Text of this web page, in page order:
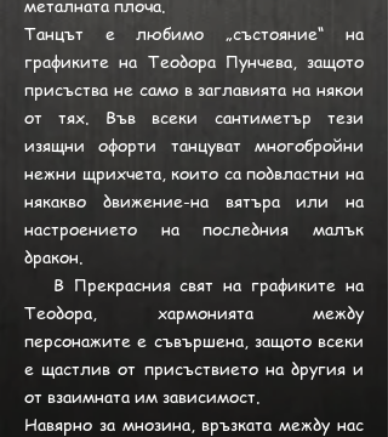
металната плоча.
Танцът е любимо „състояние“ на
графиките на Теодора Пунчева, защото
присъства не само в заглавията на някои
от тях. Във всеки сантиметър тези
изящни офорти танцуват многобройни
нежни щрихчета, които са подвластни на
някакво движение-на вятъра или на
настроението на последния малък
дракон.
В Прекрасния свят на графиките на
Теодора, хармонията между
персонажите е съвършена, защото всеки
е щастлив от присъствието на другия и
от взаимната им зависимост.
Навярно за мнозина, връзката между нас